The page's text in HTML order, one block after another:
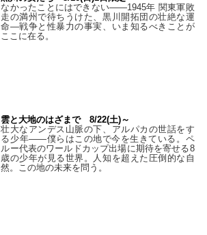
なかったことにはできない——1945年 関東軍敗
走の満州で待ちうけた、黒川開拓団の壮絶な運
命―戦争と性暴力の事実、いま知るべきことが
ここに在る。
雲と大地のはざまで 8/22(土)～
壮大なアンデス山脈の下、アルパカの世話をす
る少年――僕らはこの地で今を生きている。ペ
ルー代表のワールドカップ出場に期待を寄せる8
歳の少年が見る世界。人知を超えた圧倒的な自
然。この地の未来を問う。